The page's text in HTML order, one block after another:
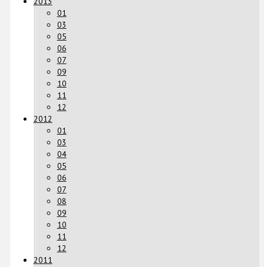
01
03
05
06
07
09
10
11
12
2012
01
03
04
05
06
07
08
09
10
11
12
2011